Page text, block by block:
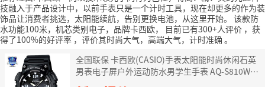
技融入于产品设计中，以前手表只是一个计时工具，现在却更多的作为装
饰品让消费者挑选，太阳能续航，告别更换电池，从这里开始。 该款防
水功能100米，机芯类别电子，品牌卡西欧，
目前已有300+人评价 ，获
得了100%的好评率 ，评价其时尚大气，高端大气，计时准确 。
全国联保 卡西欧(CASIO)手表太阳能时尚休闲石英
男表电子屏户外运动防水男学生手表 AQ-S810W-
1AVDF